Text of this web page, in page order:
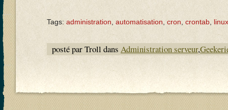
Tags: administration automatisation cron crontab linux
posté par Troll dans Administration serveur,